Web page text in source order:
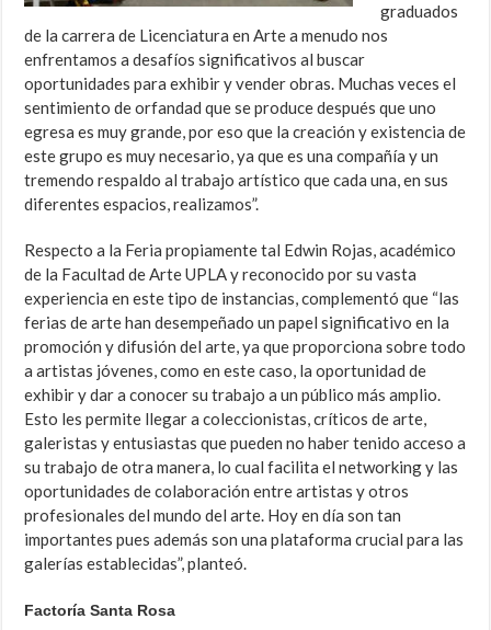
graduados
de la carrera de Licenciatura en Arte a menudo nos
enfrentamos a desafíos significativos al buscar
oportunidades para exhibir y vender obras. Muchas veces el
sentimiento de orfandad que se produce después que uno
egresa es muy grande, por eso que la creación y existencia de
este grupo es muy necesario, ya que es una compañía y un
tremendo respaldo al trabajo artístico que cada una, en sus
diferentes espacios, realizamos”.
Respecto a la Feria propiamente tal Edwin Rojas, académico
de la Facultad de Arte UPLA y reconocido por su vasta
experiencia en este tipo de instancias, complementó que “las
ferias de arte han desempeñado un papel significativo en la
promoción y difusión del arte, ya que proporciona sobre todo
a artistas jóvenes, como en este caso, la oportunidad de
exhibir y dar a conocer su trabajo a un público más amplio.
Esto les permite llegar a coleccionistas, críticos de arte,
galeristas y entusiastas que pueden no haber tenido acceso a
su trabajo de otra manera, lo cual facilita el networking y las
oportunidades de colaboración entre artistas y otros
profesionales del mundo del arte. Hoy en día son tan
importantes pues además son una plataforma crucial para las
galerías establecidas”, planteó.
Factoría Santa Rosa